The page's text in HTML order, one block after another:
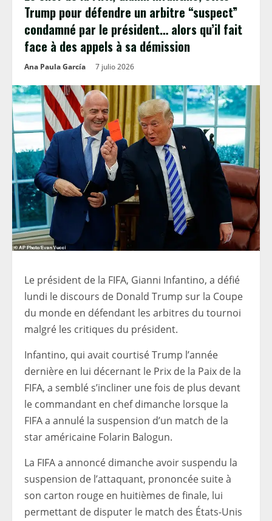
Trump pour défendre un arbitre “suspect”
condamné par le président… alors qu’il fait
face à des appels à sa démission
Ana Paula García 7 julio 2026
Le président de la FIFA, Gianni Infantino, a défié
lundi le discours de Donald Trump sur la Coupe
du monde en défendant les arbitres du tournoi
malgré les critiques du président.
Infantino, qui avait courtisé Trump l’année
dernière en lui décernant le Prix de la Paix de la
FIFA, a semblé s’incliner une fois de plus devant
le commandant en chef dimanche lorsque la
FIFA a annulé la suspension d’un match de la
star américaine Folarin Balogun.
La FIFA a annoncé dimanche avoir suspendu la
suspension de l’attaquant, prononcée suite à
son carton rouge en huitièmes de finale, lui
permettant de disputer le match des États-Unis